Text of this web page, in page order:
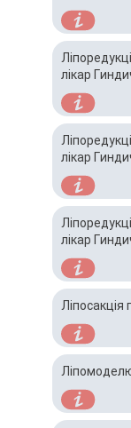
лікар
лікар
лікар
Ліпосакція